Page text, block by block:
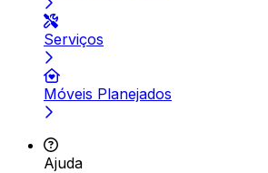
Serviços
Móveis Planejados
Ajuda